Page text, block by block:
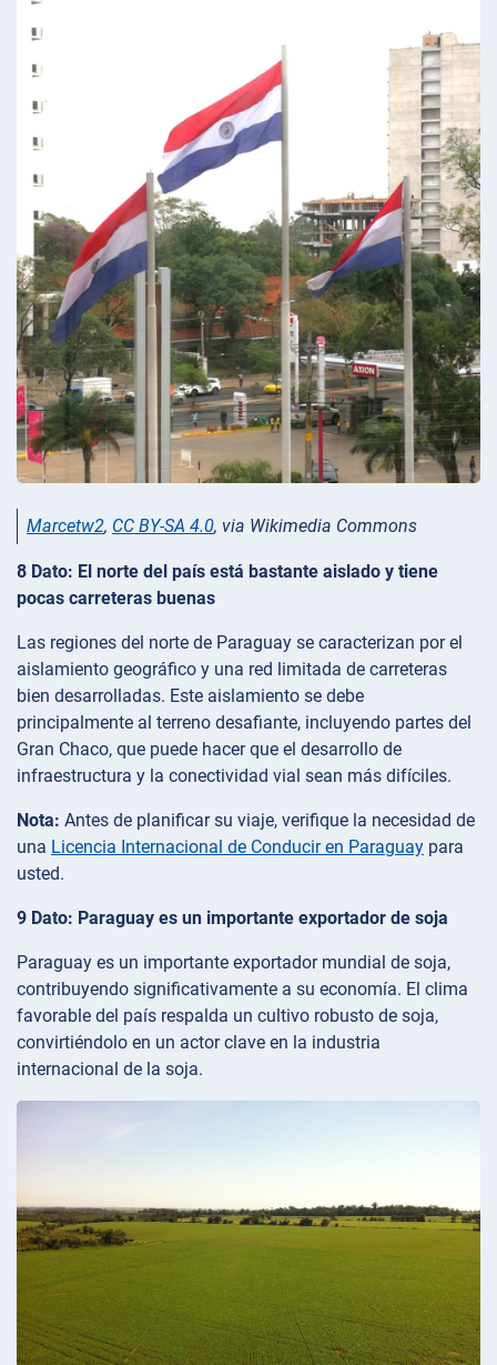
Marcetw2, CC BY-SA 4.0, via Wikimedia Commons
8 Dato: El norte del país está bastante aislado y tiene
pocas carreteras buenas
Las regiones del norte de Paraguay se caracterizan por el
aislamiento geográfico y una red limitada de carreteras
bien desarrolladas. Este aislamiento se debe
principalmente al terreno desafiante, incluyendo partes del
Gran Chaco, que puede hacer que el desarrollo de
infraestructura y la conectividad vial sean más difíciles.
Nota: Antes de planificar su viaje, verifique la necesidad de
una Licencia Internacional de Conducir en Paraguay para
usted.
9 Dato: Paraguay es un importante exportador de soja
Paraguay es un importante exportador mundial de soja,
contribuyendo significativamente a su economía. El clima
favorable del país respalda un cultivo robusto de soja,
convirtiéndolo en un actor clave en la industria
internacional de la soja.